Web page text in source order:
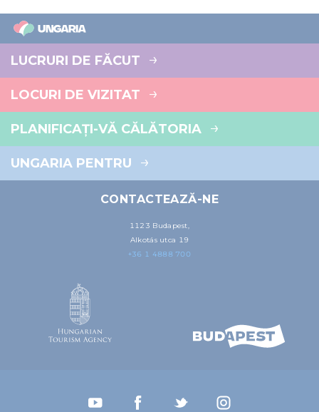
LUCRURI DE FĂCUT
LOCURI DE VIZITAT
PLANIFICAȚI-VĂ CĂLĂTORIA
UNGARIA PENTRU
CONTACTEAZĂ-NE
1123 Budapest,
Alkotás utca 19
+36 1 4888 700